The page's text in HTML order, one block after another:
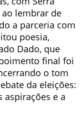
lembrar de
a parceria com
poesia,
Dado, que
final foi
o tom
da eleições:
aspirações e a